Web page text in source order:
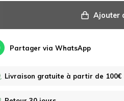
Ajouter
Partager via WhatsApp
Livraison gratuite à partir de 100€